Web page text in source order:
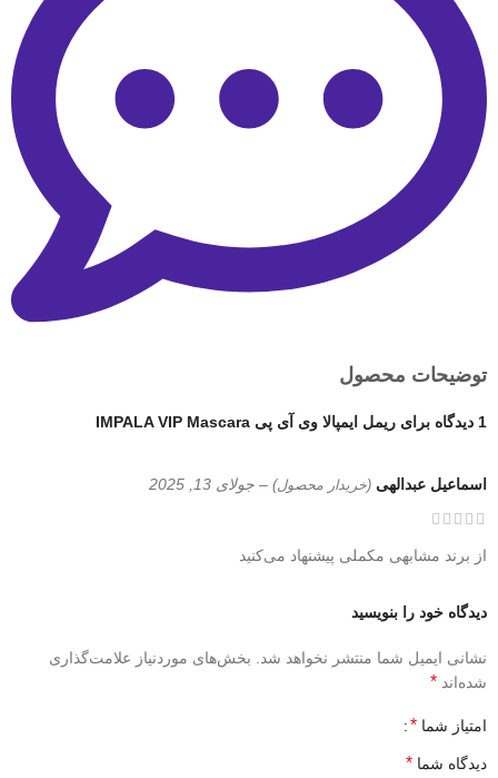
توضیحات محصول
1 دیدگاه برای ریمل ایمپالا وی آی پی IMPALA VIP Mascara
اسماعیل عبدالهی (خریدار محصول) – جولای 13, 2025
از برند مشابهی مکملی پیشنهاد می‌کنید
دیدگاه خود را بنویسید
نشانی ایمیل شما منتشر نخواهد شد.
بخش‌های موردنیاز علامت‌گذاری
شده‌اند *
امتیاز شما *
دیدگاه شما *